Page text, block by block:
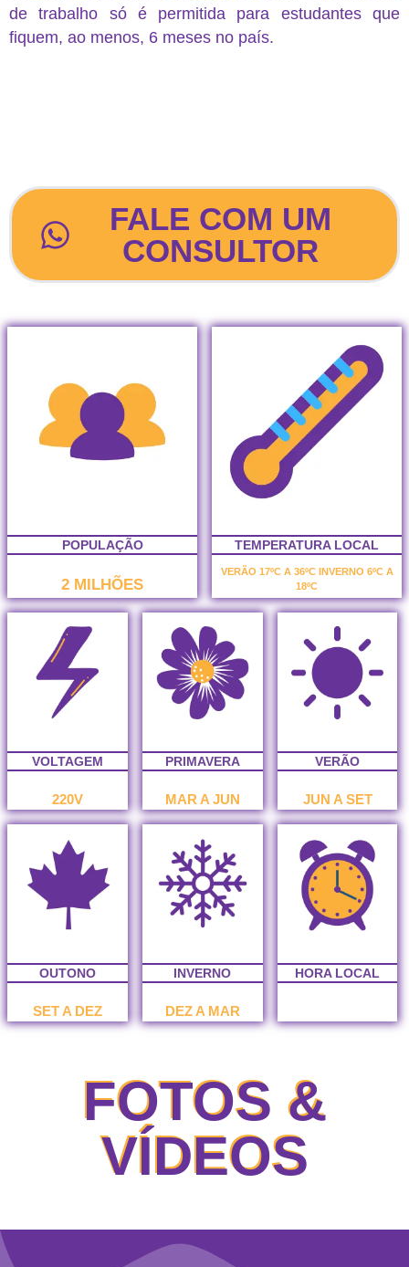
de trabalho só é permitida para estudantes que
fiquem, ao menos, 6 meses no país.
FALE COM UM
CONSULTOR
POPULAÇÃO
2 MILHÕES
TEMPERATURA LOCAL
VERÃO 17ºC A 36ºC INVERNO 6ºC A
18ºC
VOLTAGEM
220V
PRIMAVERA
MAR A JUN
VERÃO
JUN A SET
OUTONO
SET A DEZ
INVERNO
DEZ A MAR
HORA LOCAL
FOTOS &
VÍDEOS